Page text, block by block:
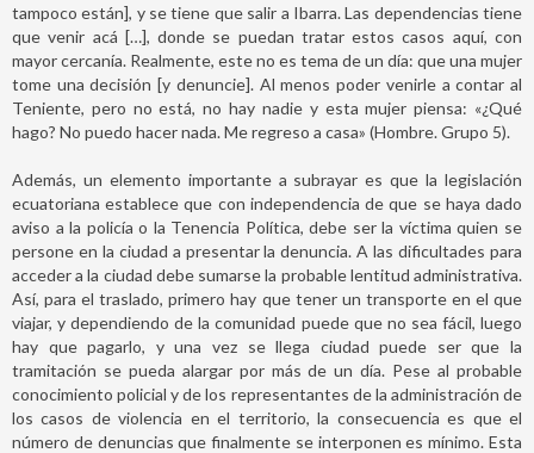
tampoco están], y se tiene que salir a Ibarra. Las dependencias tiene
que venir acá […], donde se puedan tratar estos casos aquí, con
mayor cercanía. Realmente, este no es tema de un día: que una mujer
tome una decisión [y denuncie]. Al menos poder venirle a contar al
Teniente, pero no está, no hay nadie y esta mujer piensa: «¿Qué
hago? No puedo hacer nada. Me regreso a casa» (Hombre. Grupo 5).
Además, un elemento importante a subrayar es que la legislación
ecuatoriana establece que con independencia de que se haya dado
aviso a la policía o la Tenencia Política, debe ser la víctima quien se
persone en la ciudad a presentar la denuncia. A las dificultades para
acceder a la ciudad debe sumarse la probable lentitud administrativa.
Así, para el traslado, primero hay que tener un transporte en el que
viajar, y dependiendo de la comunidad puede que no sea fácil, luego
hay que pagarlo, y una vez se llega ciudad puede ser que la
tramitación se pueda alargar por más de un día. Pese al probable
conocimiento policial y de los representantes de la administración de
los casos de violencia en el territorio, la consecuencia es que el
número de denuncias que finalmente se interponen es mínimo. Esta